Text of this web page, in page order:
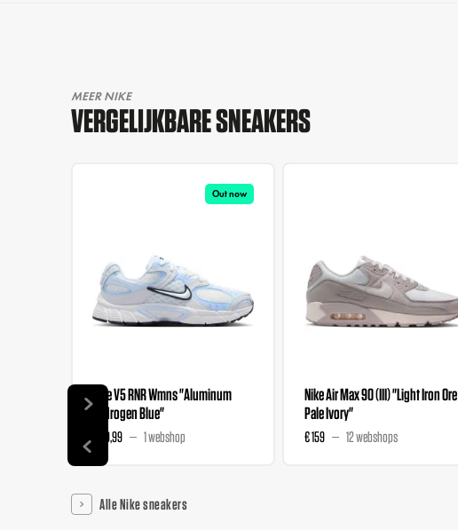
MEER NIKE
VERGELIJKBARE SNEAKERS
Out now
Nike V5 RNR Wmns "Aluminum
Hydrogen Blue"
€ 89,99 1 webshop
Nike Air Max 90 (III) "Light Iron Ore
Pale Ivory"
€ 159 12 webshops
Alle Nike sneakers